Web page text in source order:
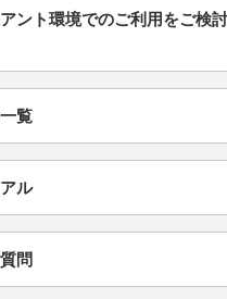
ント環境でのご利用をご検
覧
ル
問